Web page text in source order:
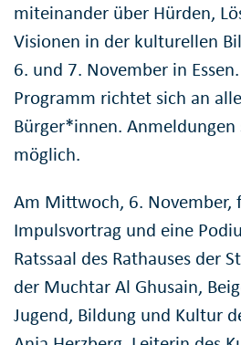
miteinander über Hürden,
Visionen in der kulturellen
6. und 7. November in
Programm richtet sich an
Bürger*innen.
möglich.
Am Mittwoch, 6. November,
Impulsvortrag und eine
Ratssaal des Rathauses der
der Muchtar Al Ghusain,
Jugend, Bildung und Kultur